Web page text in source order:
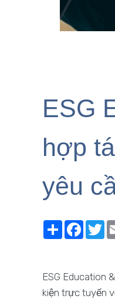
ESG
hợp
yêu
Share
ESG Education
kiện trực tuyến